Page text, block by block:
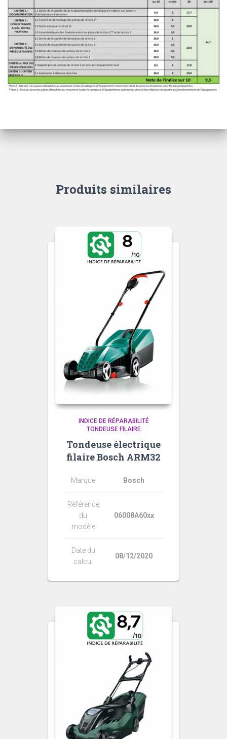
Produits similaires
INDICE DE RÉPARABILITÉ
TONDEUSE FILAIRE
Tondeuse électrique
filaire Bosch ARM32
Marque Bosch
Référence
du
modèle
06008A60xx
Date du
calcul
08/12/2020